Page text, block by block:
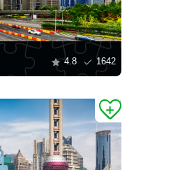
4.8 1642